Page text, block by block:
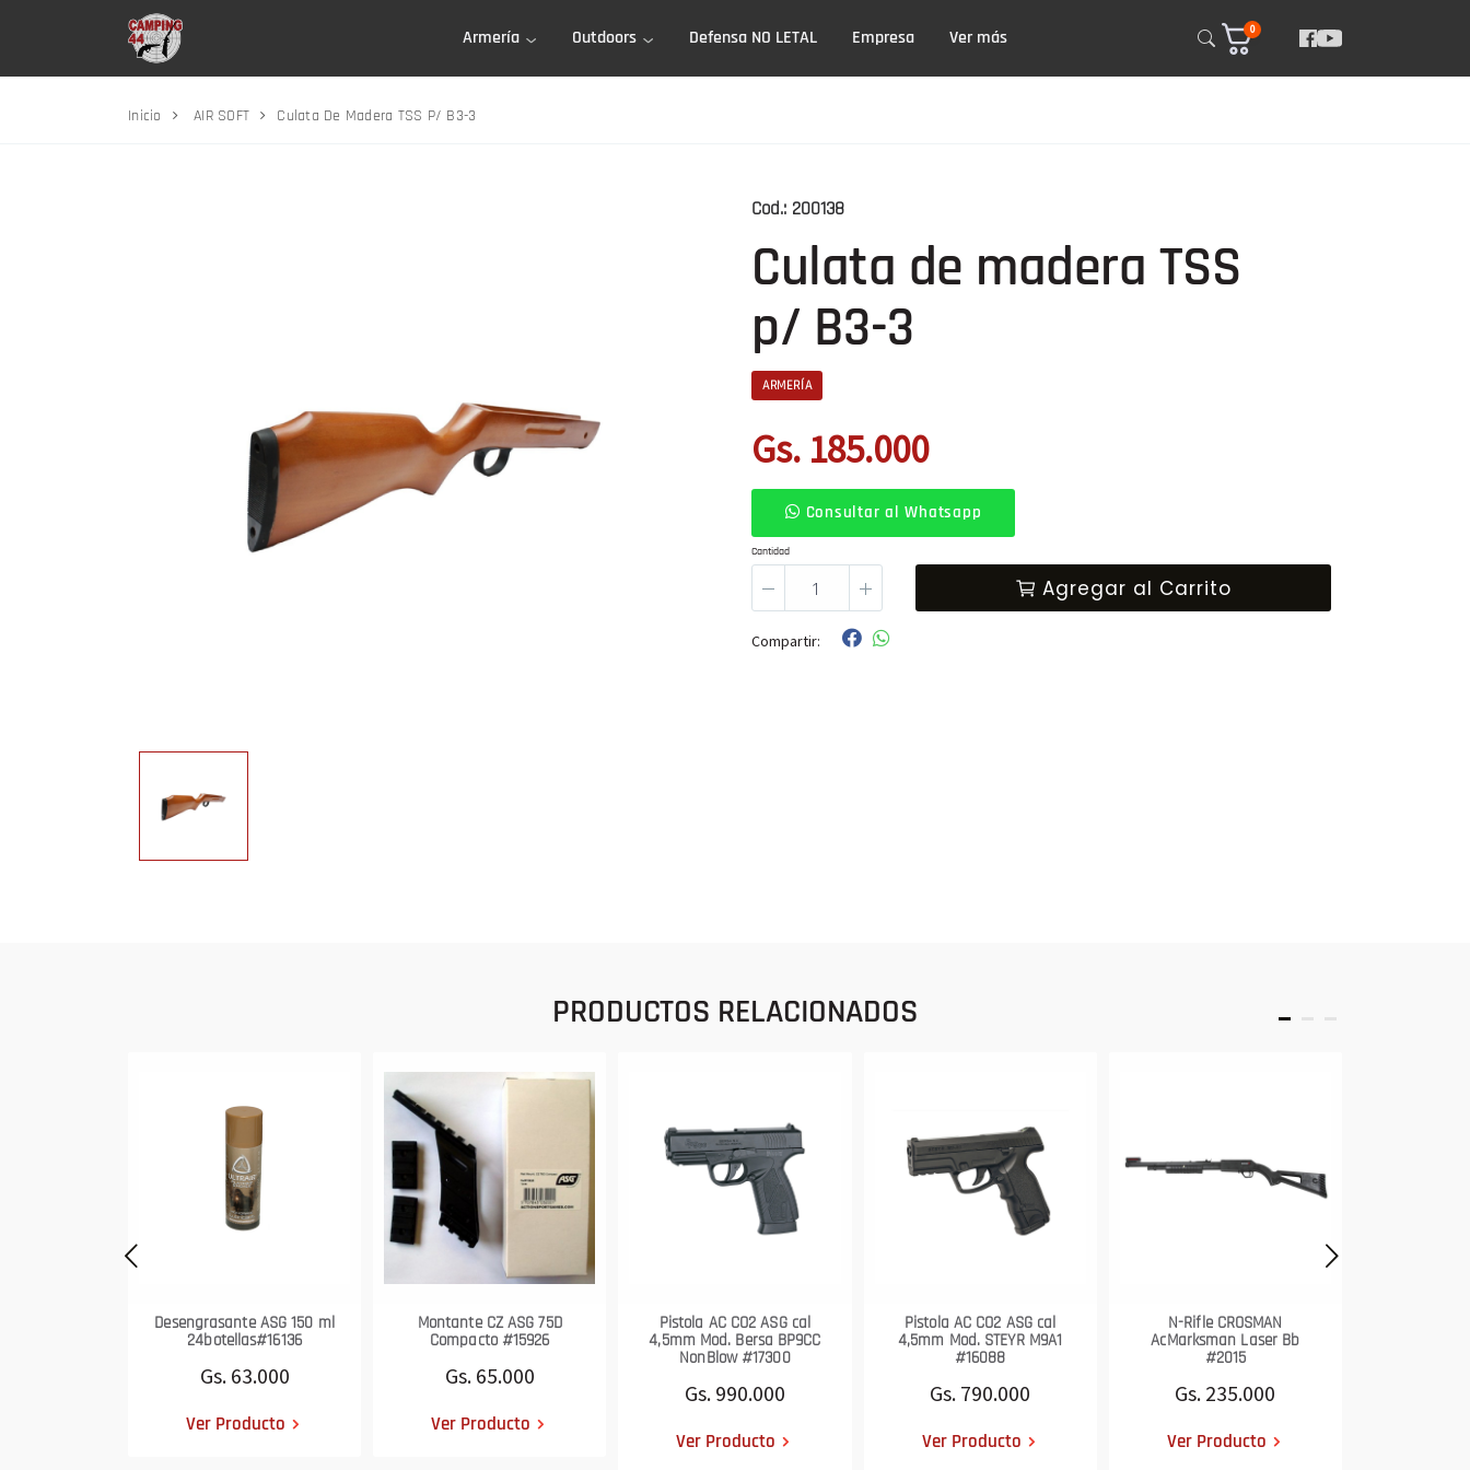
Armería Outdoors Defensa NO LETAL Empresa Ver más 0
Inicio AIR SOFT Culata De Madera TSS P/ B3-3
Cod.: 200138
Culata de madera TSS
p/ B3-3
ARMERÍA
Gs. 185.000
Consultar al Whatsapp
Cantidad
Agregar al Carrito
Compartir:
PRODUCTOS RELACIONADOS
Desengrasante ASG 150 ml
24botellas#16136
Gs. 63.000
Ver Producto
Montante CZ ASG 75D
Compacto #15926
Gs. 65.000
Ver Producto
Pistola AC CO2 ASG cal
4,5mm Mod. Bersa BP9CC
NonBlow #17300
Gs. 990.000
Ver Producto
Pistola AC CO2 ASG cal
4,5mm Mod. STEYR M9A1
#16088
Gs. 790.000
Ver Producto
N-Rifle CROSMAN
AcMarksman Laser Bb
#2015
Gs. 235.000
Ver Producto